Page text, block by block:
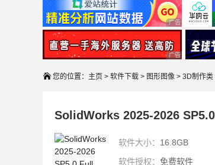
广告 商业广告
广告 商业广告
您的位置： 主页 > 软件下载 > 图形图像 > 3D制作类
SolidWorks 2025-2026
软件大小： 16.8GB
软件授权： 免费软件